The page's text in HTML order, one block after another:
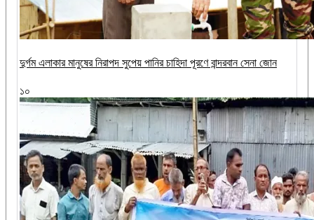
দুর্গম এলাকার মানুষের নিরাপদ সুপেয় পানির চাহিদা পূরণে বান্দরবান সেনা জোন
১০